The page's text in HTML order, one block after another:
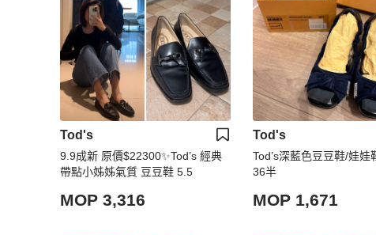
Tod's
9.9成新 原價$22300✨Tod’s 經典
帶點小姊姊氣質 豆豆鞋 5.5
MOP 3,316
Tod's
Tod’s深藍色豆豆鞋/娃娃
36半
MOP 1,671